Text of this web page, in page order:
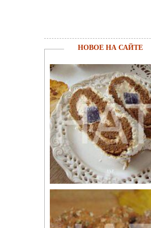
НОВОЕ НА САЙТЕ